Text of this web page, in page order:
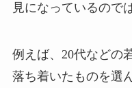
見になっているので
例えば、20代などの
落ち着いたものを選